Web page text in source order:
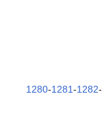
1280-1281-1282-